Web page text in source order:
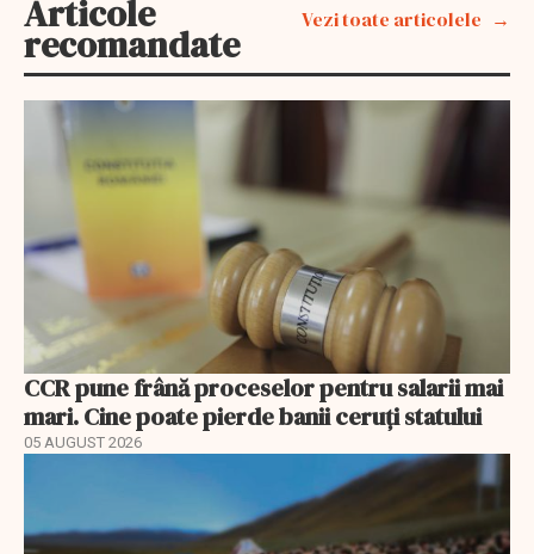
Articole
recomandate
Vezi toate articolele
CCR pune frână proceselor pentru salarii mai
mari. Cine poate pierde banii ceruți statului
05 AUGUST 2026